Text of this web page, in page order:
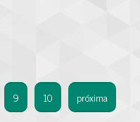
9 10 próxima